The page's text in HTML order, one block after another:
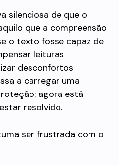
silenciosa de que o
que a compreensão
o texto fosse capaz de
leituras
desconfortos
a carregar uma
agora está
resolvido.
ser frustrada com o